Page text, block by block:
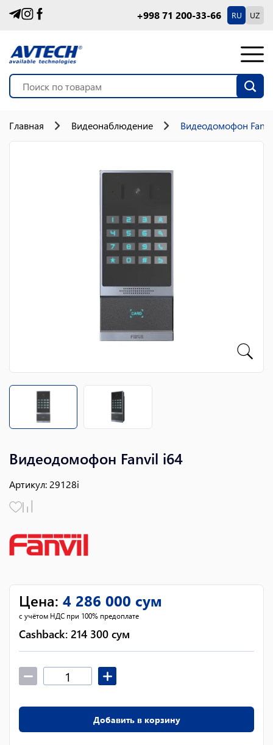
+998 71 200-33-66 RU UZ
Главная Видеонаблюдение Видеодомофон
Видеодомофон Fanvil i64
Артикул: 29128i
Цена: 4 286 000 сум
с учётом НДС при 100% предоплате
Cashback: 214 300 сум
Добавить в корзину